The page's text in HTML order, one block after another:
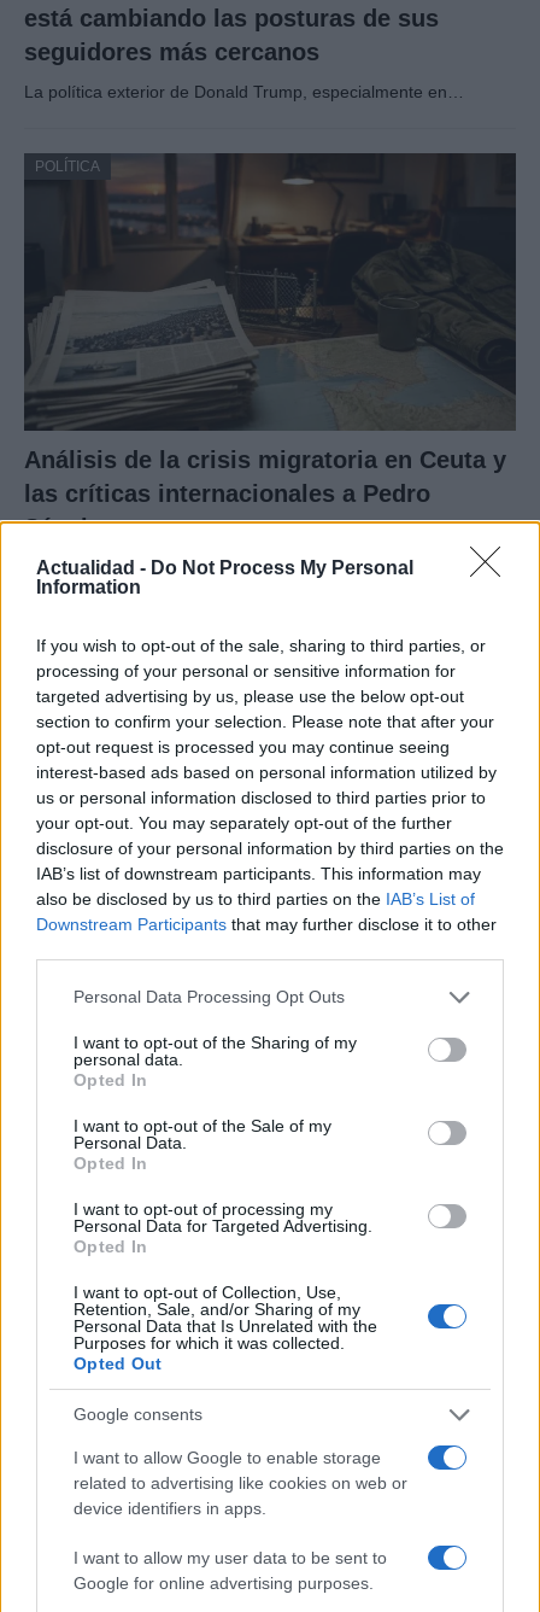
Actualidad - Do Not Process My Personal
Information
If you wish to opt-out of the sale, sharing to third parties, or
processing of your personal or sensitive information for
targeted advertising by us, please use the below opt-out
section to confirm your selection. Please note that after your
opt-out request is processed you may continue seeing
interest-based ads based on personal information utilized by
us or personal information disclosed to third parties prior to
your opt-out. You may separately opt-out of the further
disclosure of your personal information by third parties on the
IAB’s list of downstream participants. This information may
also be disclosed by us to third parties on the IAB’s List of
Downstream Participants that may further disclose it to other
Please note that this website/app uses one or more Google
not limited to your visit or usage behaviour. You may click to
grant or deny consent to Google and its third-party tags to
use your data for below specified purposes in below Google
consent section.
Personal Data Processing Opt Outs
I want to opt-out of the Sharing of my
personal data.
Opted In
I want to opt-out of the Sale of my
Personal Data.
Opted In
I want to opt-out of processing my
Personal Data for Targeted Advertising.
Opted In
I want to opt-out of Collection, Use,
Retention, Sale, and/or Sharing of my
Personal Data that Is Unrelated with the
Purposes for which it was collected.
Opted Out
Google consents
I want to allow Google to enable storage
related to advertising like cookies on web or
device identifiers in apps.
I want to allow my user data to be sent to
Google for online advertising purposes.
está cambiando las posturas de sus
seguidores más cercanos
La política exterior de Donald Trump, especialmente en…
POLÍTICA
Análisis de la crisis migratoria en Ceuta y
las críticas internacionales a Pedro
Sánchez
La crisis migratoria en Ceuta ha generado fuertes…
POLÍTICA
El impacto de la iniciativa de Gabriel
Rufián en el panorama político español
Gabriel Rufián ha logrado captar la atención mediática…
POLÍTICA
Cómo la política exterior de Trump está
transformando las posturas de los
Los influencers del movimiento MAGA están revisando sus…
POLÍTICA